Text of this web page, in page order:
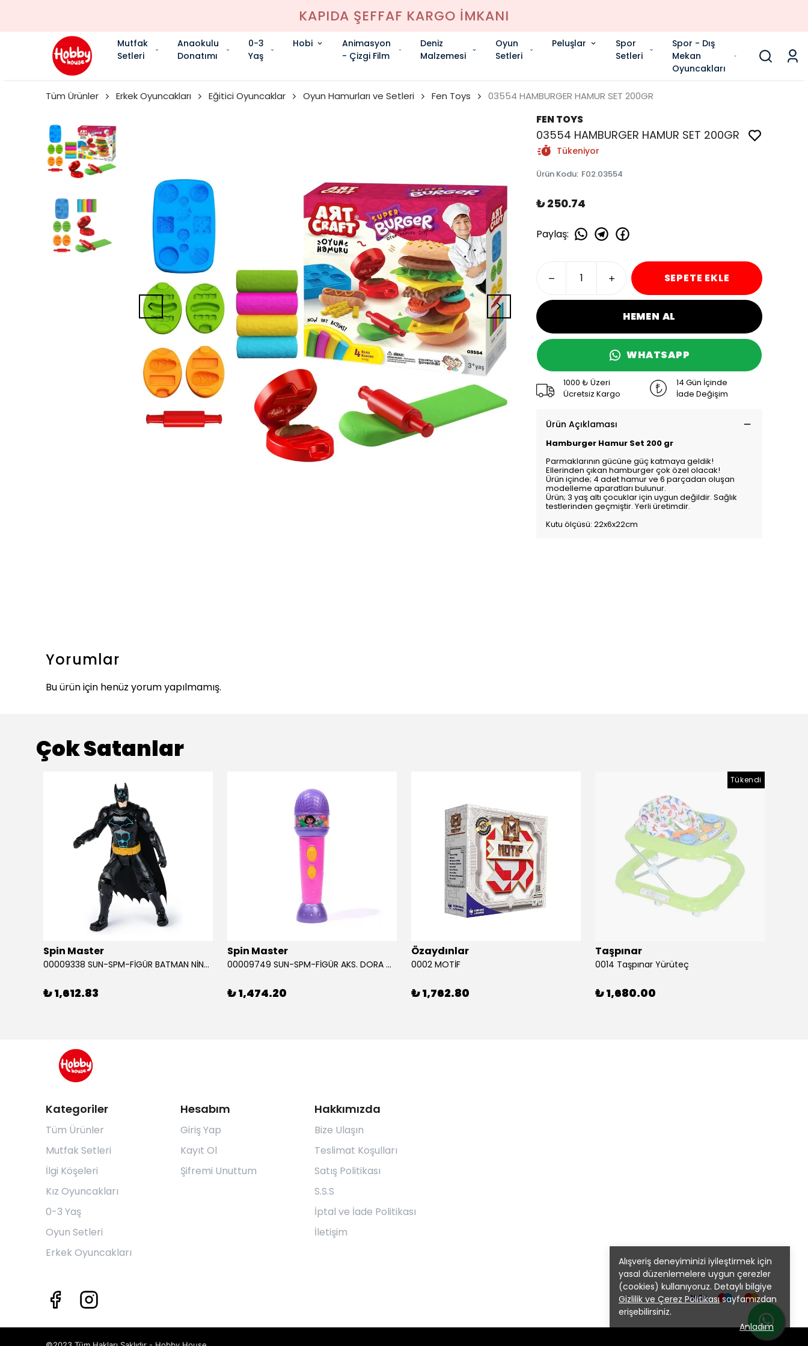
KAPIDA ŞEFFAF KARGO İMKANI
Mutfak
Setleri
Anaokulu
Donatımı
0-3
Yaş
Hobi
Animasyon
- Çizgi Film
Deniz
Malzemesi
Oyun
Setleri
Peluşlar
Spor
Setleri
Spor - Dış
Mekan
Oyuncakları
Alışveriş deneyiminizi iyileştirmek için
yasal düzenlemelere uygun çerezler
(cookies) kullanıyoruz. Detaylı bilgiye
Gizlilik ve Çerez Politikasısayfamızdan
erişebilirsiniz.
Anladım
Tüm Ürünler Erkek Oyuncakları Eğitici Oyuncaklar Oyun Hamurları ve Setleri Fen Toys 03554 HAMBURGER HAMUR SET 200GR
FEN TOYS
03554 HAMBURGER HAMUR SET 200GR
Tükeniyor
Ürün Kodu: F02.03554
₺ 250.74
Paylaş:
SEPETE EKLE
HEMEN AL
WHATSAPP
1000 ₺ Üzeri
Ücretsiz Kargo
14 Gün İçinde
İade Değişim
Ürün Açıklaması
Hamburger Hamur Set 200 gr
Parmaklarının gücüne güç katmaya geldik!
Ellerinden çıkan hamburger çok özel olacak!
Ürün içinde; 4 adet hamur ve 6 parçadan oluşan
modelleme aparatları bulunur.
Ürün; 3 yaş altı çocuklar için uygun değildir. Sağlık
testlerinden geçmiştir. Yerli üretimdir.
Kutu ölçüsü: 22x6x22cm
Yorumlar
Bu ürün için henüz yorum yapılmamış.
Çok Satanlar
Spin Master
00009338 SUN-SPM-FİGÜR BATMAN NİNJA STRIKE 30 CM. EXC.
₺ 1,612.83
Spin Master
00009749 SUN-SPM-FİGÜR AKS. DORA MİKROFON YAĞMUR ORMANI RİTMİ (DORA) SESLİ
₺ 1,474.20
Özaydınlar
0002 MOTİF
₺ 1,762.80
Tükendi
Taşpınar
0014 Taşpınar Yürüteç
₺ 1,680.00
Kategoriler
Tüm Ürünler
Mutfak Setleri
İlgi Köşeleri
Kız Oyuncakları
0-3 Yaş
Oyun Setleri
Erkek Oyuncakları
Hesabım
Giriş Yap
Kayıt Ol
Şifremi Unuttum
Hakkımızda
Bize Ulaşın
Teslimat Koşulları
Satış Politikası
S.S.S
İptal ve İade Politikası
İletişim